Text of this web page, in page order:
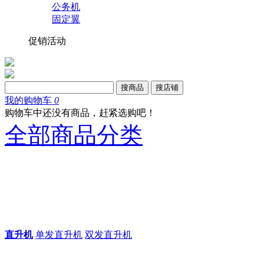
公务机
固定翼
促销活动
搜商品 搜店铺
我的购物车 0
购物车中还没有商品，赶紧选购吧！
全部商品分类
直升机 单发直升机 双发直升机